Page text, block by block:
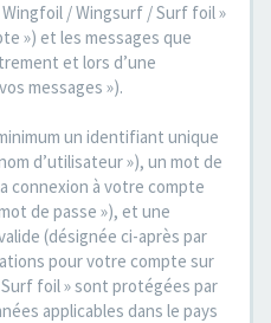
/ Wingsurf / Surf foil »
») et les messages que
et lors d’une
messages »).
un identifiant unique
d’utilisateur »), un mot de
connexion à votre compte
de passe »), et une
(désignée ci-après par
pour votre compte sur
foil » sont protégées par
applicables dans le pays